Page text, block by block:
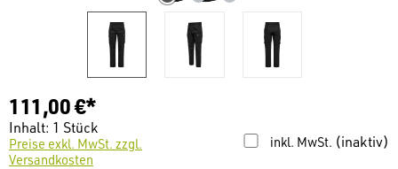
111,00 €*
Inhalt: 1 Stück
inkl. MwSt. (inaktiv)
Preise exkl. MwSt. zzgl.
Versandkosten